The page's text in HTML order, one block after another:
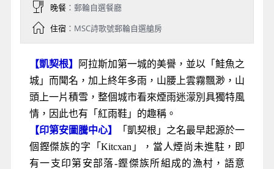
晚餐：郵輪自選餐廳
住宿：MSC詩歌號郵輪自選艙房
【凱契根】
阿拉斯加第一城的美譽，並以「鮭魚之
城」而聞名，加上終年多雨，山腰上雲霧飄渺，山
頭上一片積雪，整個城市看來煙雨迷濛別具獨特風
情，因此也有「紅雨鞋」的趣稱。
【印第安圖騰中心】
「凱契根」之名最早起源於一
個鏗傑族的字「Kitcxan」，當人煙尚未進駐，即
有一支印第安部落-鏗傑族所組成的漁村，語意